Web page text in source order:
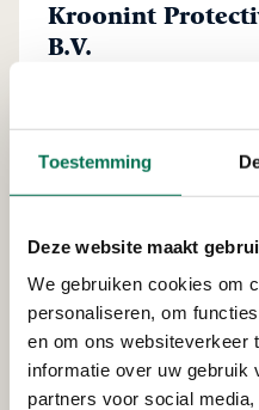
Toestemming
Deze website maakt
We gebruiken cookies om
personaliseren, om
en om ons websiteverkeer
informatie over uw gebruik
partners voor social
Kroonint
B.V.
Bas Kooy
Pieter Hoebeeweg 46,
Verleend